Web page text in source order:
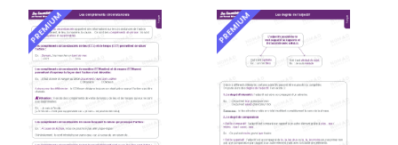
PREMIUM PREMIUM